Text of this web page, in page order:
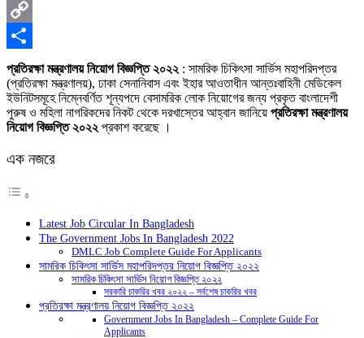
X
Copy
Link
Share
প্রতিরক্ষা মন্ত্রণালয় নিয়োগ বিজ্ঞপ্তি ২০২২ : সামরিক চিকিৎসা সার্ভিস মহাপরিদপ্তর
(প্রতিরক্ষা মন্ত্রণালয়), ঢাকা সেনানিবাস এবং ইহার আওতাধীন আন্তঃবাহিনী মেডিকেল
ইউনিটসমূহে নিম্নেবর্ণিত শূন্যপদে বেসামরিক লােক নিয়ােগের জন্য প্রকৃত বাংলাদেশী
পুরুষ ও মহিলা নাগরিকদের নিকট থেকে দরখাস্তের আহ্বান জানিয়ে প্রতিরক্ষা মন্ত্রণালয়
নিয়োগ বিজ্ঞপ্তি ২০২২ প্রকাশ করেছে ।
এক নজরে
Latest Job Circular In Bangladesh
The Government Jobs In Bangladesh 2022
DMLC Job Complete Guide For Applicants
সামরিক চিকিৎসা সার্ভিস মহাপরিদপ্তর নিয়োগ বিজ্ঞপ্তি ২০২২
সামরিক চিকিৎসা সার্ভিস নিয়োগ বিজ্ঞপ্তি ২০২২
সরকারি চাকরির খবর ২০২২ – সর্বশেষ চাকরির খবর
প্রতিরক্ষা মন্ত্রণালয় নিয়োগ বিজ্ঞপ্তি ২০২২
Government Jobs In Bangladesh – Complete Guide For
Applicants